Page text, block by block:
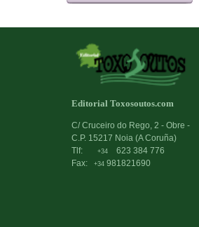
Editorial Toxosoutos.com
C/ Cruceiro do Rego, 2 - Obre -
C.P. 15217 Noia (A Coruña)
Tlf:
+34
623 384 776
Fax:
+34 981821690